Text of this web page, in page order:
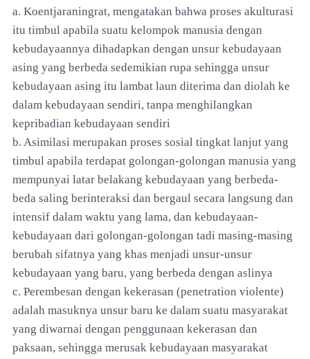
a. Koentjaraningrat, mengatakan bahwa proses akulturasi
itu timbul apabila suatu kelompok manusia dengan
kebudayaannya dihadapkan dengan unsur kebudayaan
asing yang berbeda sedemikian rupa sehingga unsur
kebudayaan asing itu lambat laun diterima dan diolah ke
dalam kebudayaan sendiri, tanpa menghilangkan
kepribadian kebudayaan sendiri
b. Asimilasi merupakan proses sosial tingkat lanjut yang
timbul apabila terdapat golongan-golongan manusia yang
mempunyai latar belakang kebudayaan yang berbeda-
beda saling berinteraksi dan bergaul secara langsung dan
intensif dalam waktu yang lama, dan kebudayaan-
kebudayaan dari golongan-golongan tadi masing-masing
berubah sifatnya yang khas menjadi unsur-unsur
kebudayaan yang baru, yang berbeda dengan aslinya
c. Perembesan dengan kekerasan (penetration violente)
adalah masuknya unsur baru ke dalam suatu masyarakat
yang diwarnai dengan penggunaan kekerasan dan
paksaan, sehingga merusak kebudayaan masyarakat